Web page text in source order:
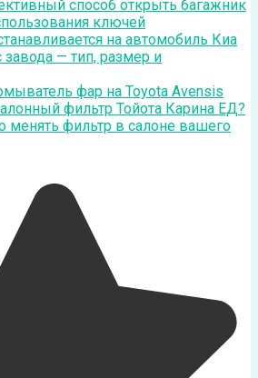
способ открыть багажник
ключей
на автомобиль Киа
завода — тип, размер и
фар на Toyota Avensis
фильтр Тойота Карина ЕД?
менять фильтр в салоне вашего